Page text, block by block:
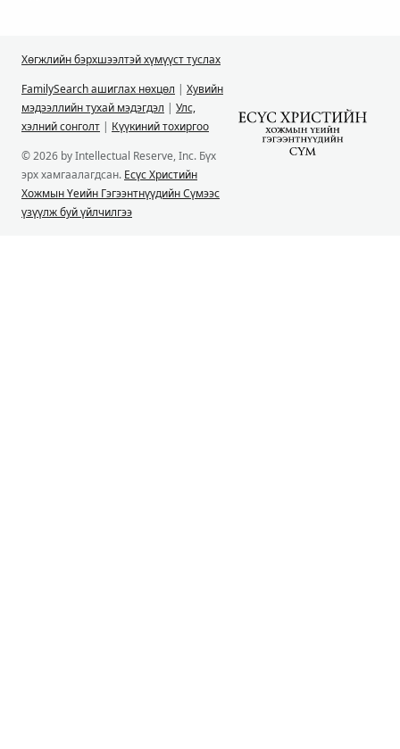
Хөгжлийн бэрхшээлтэй хүмүүст туслах
FamilySearch ашиглах нөхцөл | Хувийн
мэдээллийн тухай мэдэгдэл | Улс,
хэлний сонголт | Күүкиний тохиргоо
© 2026 by Intellectual Reserve, Inc. Бүх
эрх хамгаалагдсан. Есүс Христийн
Хожмын Үеийн Гэгээнтнүүдийн Сүмээс
үзүүлж буй үйлчилгээ